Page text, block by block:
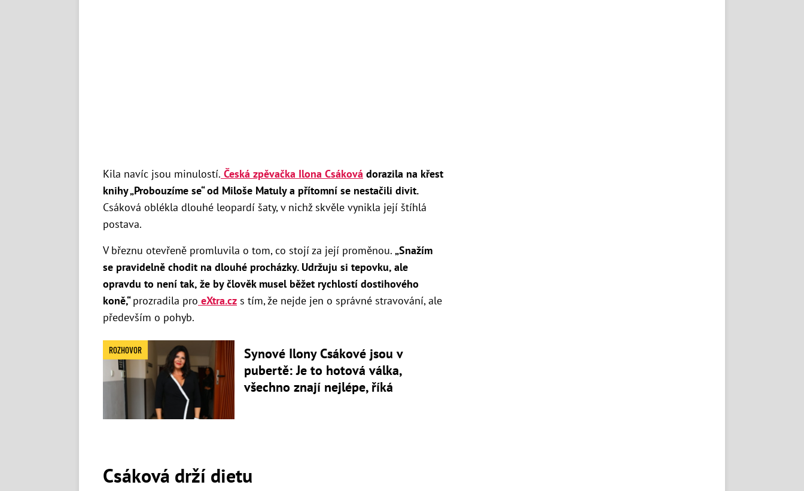
Kila navíc jsou minulostí. Česká zpěvačka Ilona Csáková dorazila na křest
knihy „Probouzíme se“ od Miloše Matuly a přítomní se nestačili divit.
Csáková oblékla dlouhé leopardí šaty, v nichž skvěle vynikla její štíhlá
postava.
V březnu otevřeně promluvila o tom, co stojí za její proměnou. „Snažím
se pravidelně chodit na dlouhé procházky. Udržuju si tepovku, ale
opravdu to není tak, že by člověk musel běžet rychlostí dostihového
koně,“prozradila pro eXtra.cz s tím, že nejde jen o správné stravování, ale
především o pohyb.
ROZHOVOR
Synové Ilony Csákové jsou v
pubertě: Je to hotová válka,
všechno znají nejlépe, říká
Csáková drží dietu